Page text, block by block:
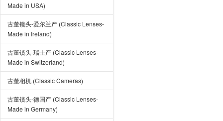
Made in USA)
古董镜头-爱尔兰产 (Classic Lenses-
Made in Ireland)
古董镜头-瑞士产 (Classic Lenses-
Made in Switzerland)
古董相机 (Classic Cameras)
古董镜头-德国产 (Classic Lenses-
Made in Germany)